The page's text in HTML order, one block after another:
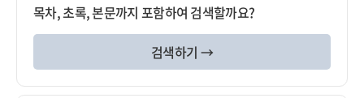
목차, 초록, 본문까지 포함하여 검색할까요?
검색하기 →